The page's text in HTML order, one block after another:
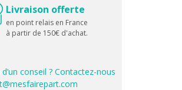
Livraison offerte
en point relais en France
à partir de 150€ d'achat.
conseil ? Contactez-nous